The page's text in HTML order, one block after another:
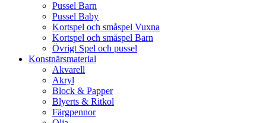
Pussel Barn
Pussel Baby
Kortspel och småspel Vuxna
Kortspel och småspel Barn
Övrigt Spel och pussel
Konstnärsmaterial
Akvarell
Akryl
Block & Papper
Blyerts & Ritkol
Färgpennor